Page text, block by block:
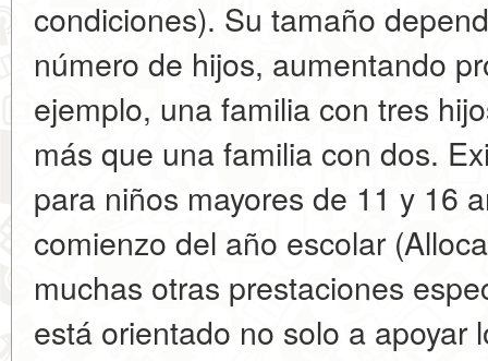
condiciones). Su tamaño
número de hijos, aumentando
ejemplo, una familia con tres
más que una familia con dos.
para niños mayores de 11 y 16
comienzo del año escolar
muchas otras prestaciones
está orientado no solo a apoyar